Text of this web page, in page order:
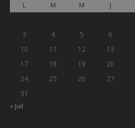
L M M J
3
4 5 6
10
11 12 13
17
18 19 20
24
25 26 27
31
« Juil